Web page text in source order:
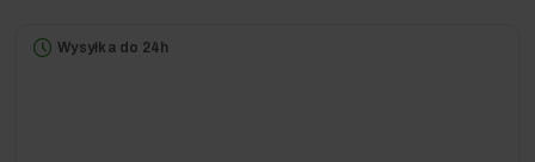
Wysyłka do 24h